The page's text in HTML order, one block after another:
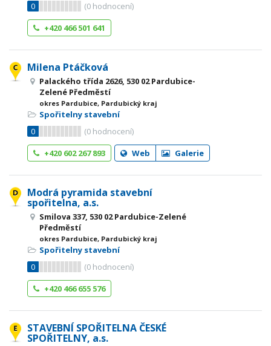
0
(0 hodnocení)
+420 466 501 641
Milena Ptáčková
Palackého třída 2626, 530 02 Pardubice-
Zelené Předměstí
okres Pardubice, Pardubický kraj
Spořitelny stavební
0
(0 hodnocení)
+420 602 267 893
Web Galerie
Modrá pyramida stavební
spořitelna, a.s.
Smilova 337, 530 02 Pardubice-Zelené
Předměstí
okres Pardubice, Pardubický kraj
Spořitelny stavební
0
(0 hodnocení)
+420 466 655 576
STAVEBNÍ SPOŘITELNA ČESKÉ
SPOŘITELNY, a.s.